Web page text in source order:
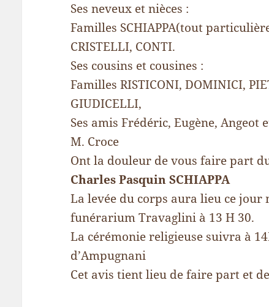
Ses neveux et nièces :
Familles SCHIAPPA(tout
CRISTELLI, CONTI.
Ses cousins et cousines :
Familles RISTICONI, DOMINICI,
GIUDICELLI,
Ses amis Frédéric, Eugène, Angeot
M. Croce
Ont la douleur de vous faire part
Charles Pasquin SCHIAPPA
La levée du corps aura lieu ce
funérarium Travaglini à 13 H 30.
La cérémonie religieuse suivra à
d’Ampugnani
Cet avis tient lieu de faire part et